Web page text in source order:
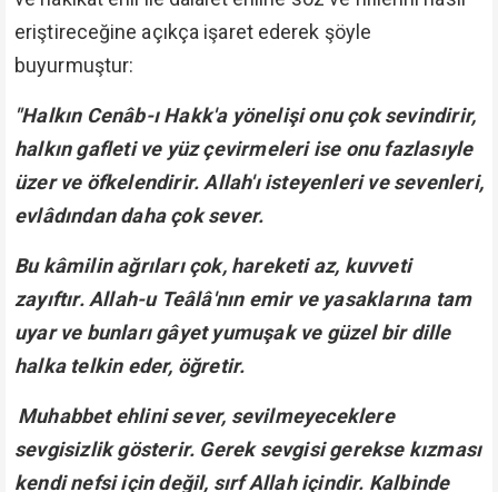
eriştireceğine açıkça işaret ederek şöyle
buyurmuştur:
"Halkın Cenâb-ı Hakk'a yönelişi onu çok sevindirir,
halkın gafleti ve yüz çevirmeleri ise onu fazlasıyle
üzer ve öfkelendirir. Allah'ı isteyenleri ve sevenleri,
evlâdından daha çok sever.
Bu kâmilin ağrıları çok, hareketi az, kuvveti
zayıftır. Allah-u Teâlâ'nın emir ve yasaklarına tam
uyar ve bunları gâyet yumuşak ve güzel bir dille
halka telkin eder, öğretir.
Muhabbet ehlini sever, sevilmeyeceklere
sevgisizlik gösterir. Gerek sevgisi gerekse kızması
kendi nefsi için değil, sırf Allah içindir. Kalbinde